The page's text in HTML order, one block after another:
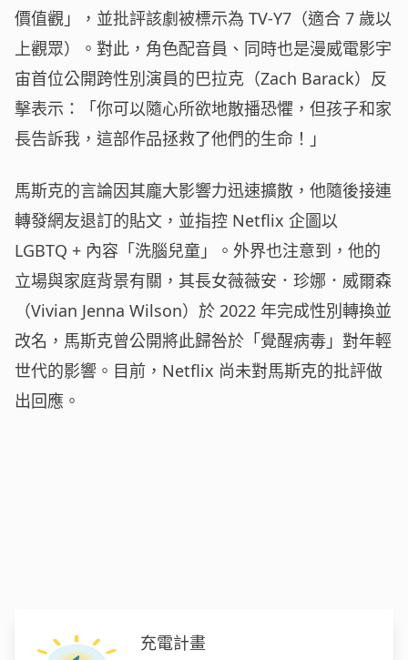
價值觀」，並批評該劇被標示為 TV-Y7（適合 7 歲以
上觀眾）。對此，角色配音員、同時也是漫威電影宇
宙首位公開跨性別演員的巴拉克（Zach Barack）反
擊表示：「你可以隨心所欲地散播恐懼，但孩子和家
長告訴我，這部作品拯救了他們的生命！」
馬斯克的言論因其龐大影響力迅速擴散，他隨後接連
轉發網友退訂的貼文，並指控 Netflix 企圖以
LGBTQ + 內容「洗腦兒童」。外界也注意到，他的
立場與家庭背景有關，其長女薇薇安．珍娜．威爾森
（Vivian Jenna Wilson）於 2022 年完成性別轉換並
改名，馬斯克曾公開將此歸咎於「覺醒病毒」對年輕
世代的影響。目前，Netflix 尚未對馬斯克的批評做
出回應。
充電計畫